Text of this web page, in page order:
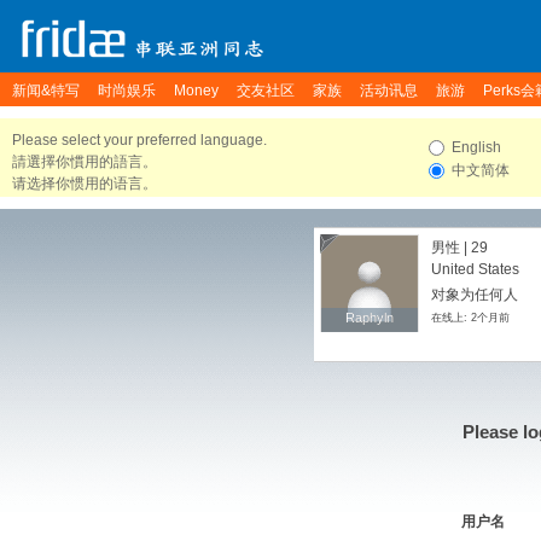
新闻&特写 时尚娱乐 Money 交友社区 家族 活动讯息 旅游 Perks会
Please select your preferred language.
請選擇你慣用的語言。
请选择你惯用的语言。
English
中文简体
Raphyln
Raphyln
男性 | 29
United States
对象为任何人
在线上: 2个月前
Please
用户名